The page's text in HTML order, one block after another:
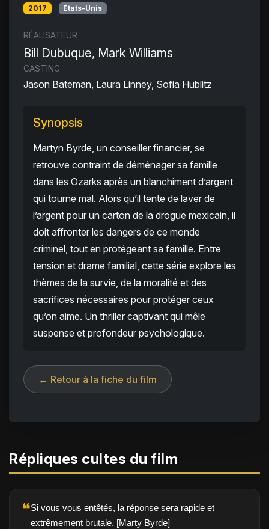
2017 États-Unis
RÉALISATEUR
Bill Dubuque, Mark Williams
CASTING
Jason Bateman, Laura Linney, Sofia Hublitz
Synopsis
Martyn Byrde, un conseiller financier, se
retrouve contraint de déménager sa famille
dans les Ozarks après un blanchiment d’argent
qui tourne mal. Alors qu’il tente de laver de
l’argent pour un carton de la drogue mexicain, il
doit affronter les dangers de ce monde
criminel, tout en protégeant sa famille. Entre
tension et drame familial, cette série explore les
thèmes de la survie, de la moralité et des
sacrifices nécessaires pour protéger ceux
qu’on aime. Un thriller captivant qui mêle
suspense et profondeur psychologique.
← Retour à la fiche du film
Répliques cultes du film
❝Si vous vous entêtés, la réponse sera rapide et
extrêmement brutale. [Marty Byrde]